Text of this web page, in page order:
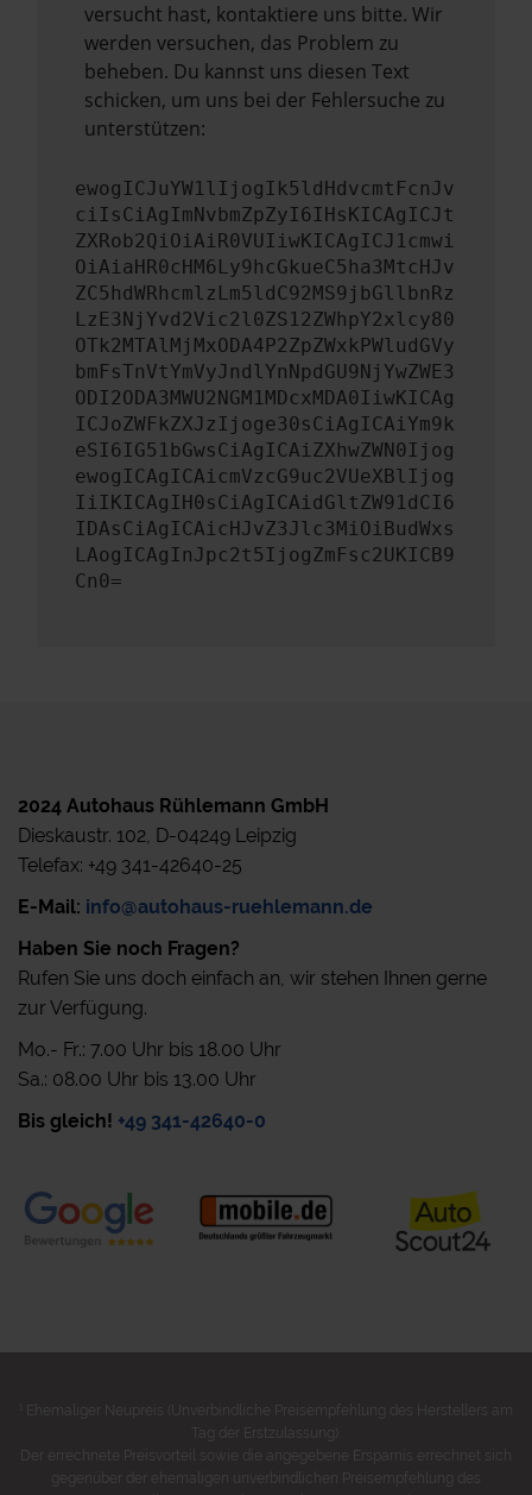
versucht hast, kontaktiere uns bitte. Wir
werden versuchen, das Problem zu
beheben. Du kannst uns diesen Text
schicken, um uns bei der Fehlersuche zu
unterstützen:
ewogICJuYW1lIjogIk5ldHdvcmtFcnJv
ciIsCiAgImNvbmZpZyI6IHsKICAgICJt
ZXRob2QiOiAiR0VUIiwKICAgICJ1cmwi
OiAiaHR0cHM6Ly9hcGkueC5ha3MtcHJv
ZC5hdWRhcmlzLm5ldC92MS9jbGllbnRz
LzE3NjYvd2Vic2l0ZS12ZWhpY2xlcy80
OTk2MTAlMjMxODA4P2ZpZWxkPWludGVy
bmFsTnVtYmVyJndlYnNpdGU9NjYwZWE3
ODI2ODA3MWU2NGM1MDcxMDA0IiwKICAg
ICJoZWFkZXJzIjoge30sCiAgICAiYm9k
eSI6IG51bGwsCiAgICAiZXhwZWN0Ijog
ewogICAgICAicmVzcG9uc2VUeXBlIjog
IiIKICAgIH0sCiAgICAidGltZW91dCI6
IDAsCiAgICAicHJvZ3Jlc3MiOiBudWxs
LAogICAgInJpc2t5IjogZmFsc2UKICB9
Cn0=
2024 Autohaus Rühlemann GmbH
Dieskaustr. 102, D-04249 Leipzig
Telefax: +49 341-42640-25
E-Mail: info@autohaus-ruehlemann.de
Haben Sie noch Fragen?
Rufen Sie uns doch einfach an, wir stehen Ihnen gerne
zur Verfügung.
Mo.- Fr.: 7.00 Uhr bis 18.00 Uhr
Sa.: 08.00 Uhr bis 13.00 Uhr
Bis gleich! +49 341-42640-0
Ehemaliger Neupreis (Unverbindliche Preisempfehlung des Herstellers am
Tag der Erstzulassung).
Der errechnete Preisvorteil sowie die angegebene Ersparnis errechnet sich
gegenüber der ehemaligen unverbindlichen Preisempfehlung des